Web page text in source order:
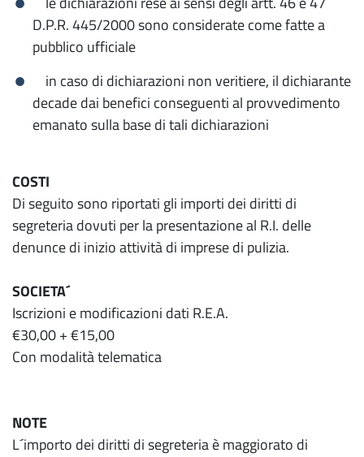
D.P.R. 445/2000 sono considerate come fatte a
pubblico ufficiale
in caso di dichiarazioni non veritiere, il dichiarante
decade dai benefici conseguenti al provvedimento
emanato sulla base di tali dichiarazioni
COSTI
Di seguito sono riportati gli importi dei diritti di
segreteria dovuti per la presentazione al R.I. delle
denunce di inizio attività di imprese di pulizia.
SOCIETA´
Iscrizioni e modificazioni dati R.E.A.
€30,00 + €15,00
Con modalità telematica
NOTE
L´importo dei diritti di segreteria è maggiorato di